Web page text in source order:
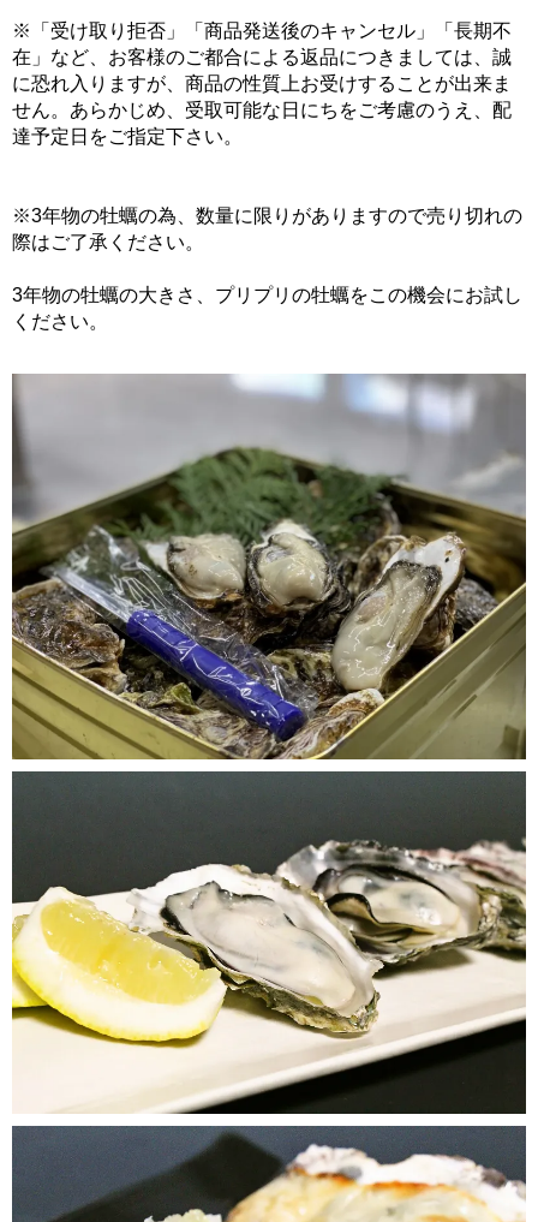
※「受け取り拒否」「商品発送後のキャンセル」「長期不
在」など、お客様のご都合による返品につきましては、誠
に恐れ入りますが、商品の性質上お受けすることが出来ま
せん。あらかじめ、受取可能な日にちをご考慮のうえ、配
達予定日をご指定下さい。
※3年物の牡蠣の為、数量に限りがありますので売り切れの
際はご了承ください。
3年物の牡蠣の大きさ、プリプリの牡蠣をこの機会にお試し
ください。